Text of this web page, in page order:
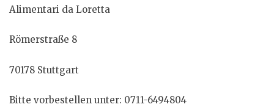
Alimentari da Loretta
Römerstraße 8
70178 Stuttgart
Bitte vorbestellen unter: 0711-6494804